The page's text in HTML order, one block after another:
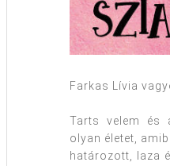
Farkas Lívia
Tarts velem és
olyan életet,
határozott, laza